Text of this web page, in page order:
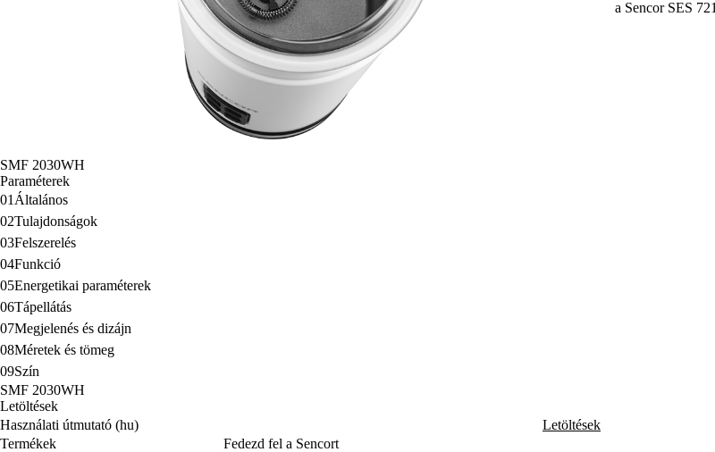
a Sencor SES
SMF 2030WH
Paraméterek
01 Általános
02Tulajdonságok
03Felszerelés
04Funkció
05Energetikai paraméterek
06Tápellátás
07Megjelenés és dizájn
08Méretek és tömeg
09Szín
SMF 2030WH
Letöltések
Használati útmutató (hu)
Letöltések
Termékek
Fedezd fel a Sencort